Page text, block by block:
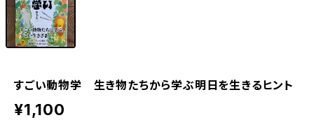
すごい動物学 生き物たちから学ぶ明日を生きるヒント
¥1,100